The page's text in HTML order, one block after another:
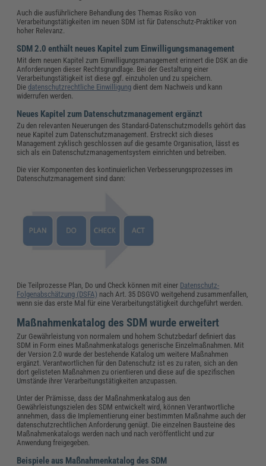
Auch die ausführlichere Behandlung des Themas Risiko von
Verarbeitungstätigkeiten im neuen SDM ist für Datenschutz-Praktiker von
hoher Relevanz.
SDM 2.0 enthält neues Kapitel zum Einwilligungsmanagement
Mit dem neuen Kapitel zum Einwilligungsmanagement erinnert die DSK an die
Anforderungen dieser Rechtsgrundlage. Bei der Gestaltung einer
Verarbeitungstätigkeit ist diese ggf. einzuholen und zu speichern.
Diedatenschutzrechtliche Einwilligung dient dem Nachweis und kann
widerrufen werden.
Neues Kapitel zum Datenschutzmanagement ergänzt
Zu den relevanten Neuerungen des Standard-Datenschutzmodells gehört das
neue Kapitel zum Datenschutzmanagement. Erstreckt sich dieses
Management zyklisch geschlossen auf die gesamte Organisation, lässt es
sich als ein Datenschutzmanagementsystem einrichten und betreiben.
Die vier Komponenten des kontinuierlichen Verbesserungsprozesses im
Datenschutzmanagement sind dann:
Die Teilprozesse Plan, Do und Check können mit einer Datenschutz-
Folgenabschätzung (DSFA) nach Art. 35 DSGVO weitgehend zusammenfallen,
wenn sie das erste Mal für eine Verarbeitungstätigkeit durchgeführt werden.
Maßnahmenkatalog des SDM wurde erweitert
Zur Gewährleistung von normalem und hohem Schutzbedarf definiert das
SDM in Form eines Maßnahmenkatalogs generische Einzelmaßnahmen. Mit
der Version 2.0 wurde der bestehende Katalog um weitere Maßnahmen
ergänzt. Verantwortlichen für den Datenschutz ist es zu raten, sich an den
dort gelisteten Maßnahmen zu orientieren und diese auf die spezifischen
Umstände ihrer Verarbeitungstätigkeiten anzupassen.
Unter der Prämisse, dass der Maßnahmenkatalog aus den
Gewährleistungszielen des SDM entwickelt wird, können Verantwortliche
annehmen, dass die Implementierung einer bestimmten Maßnahme auch der
datenschutzrechtlichen Anforderung genügt. Die einzelnen Bausteine des
Maßnahmenkatalogs werden nach und nach veröffentlicht und zur
Anwendung freigegeben.
Beispiele aus Maßnahmenkatalog des SDM